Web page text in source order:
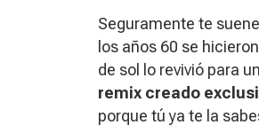
Seguramente te
los años 60 se
de sol lo revivió para
remix creado
porque tú ya te la